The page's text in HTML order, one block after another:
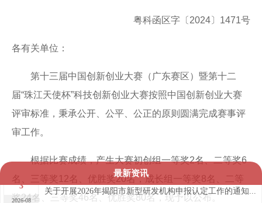
粤科函区字〔2024〕1471号
各有关单位：
第十三届中国创新创业大赛（广东赛区）暨第十二
届“珠江天使杯”科技创新创业大赛按照中国创新创业大赛
评审标准，秉承公开、公平、公正的原则圆满完成赛事评
审工作。
根据比赛成绩，产生大赛初创组一等奖2名、二等奖6
名、三等奖12名、优胜奖20名，成长组一等奖8名、二等
奖24名、三等奖46名、优胜奖80名，现予以公布。
最新资讯
3
2026-08
关于开展2026年揭阳市新型研发机构申报认定工作的通知...